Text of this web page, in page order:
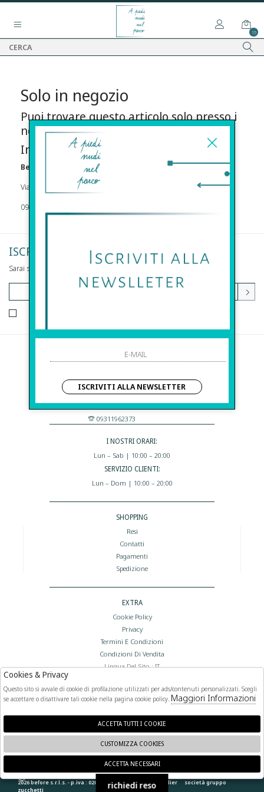
15
Solo in negozio
Puoi trovare questo articolo solo presso i
nostri punti vendita:
Info contatti
Before s.r.l.s.
Via Della Maestranza , 23 96100 Siracusa
09311962373
ISCRIVITI ALLA NEWSLETTER
Sarai sempre aggiornato su offerte e promozioni.
Before S.r.l.s.
Via Della Maestranza , 23
96100 Siracusa - Italia
Eshop@apiedinudinelparcoboutique.com
09311962373
I NOSTRI ORARI:
Lun – Sab | 10:00 – 20:00
SERVIZIO CLIENTI:
Lun – Dom | 10:00 – 20:00
SHOPPING
Resi
Contatti
Pagamenti
Spedizione
EXTRA
Cookie Policy
Privacy
Termini E Condizioni
Condizioni Di Vendita
Lingua Del Sito : IT
FOLLOW US
2026 before s.r.l.s. - p.iva : 02066400892 powered by atelier società gruppo
zucchetti
🍪
ISCRIVITI ALLA NEWSLETTER
richiedi reso
Cookies & Privacy
Questo sito si avvale di cookie di profilazione utilizzati per ads/contenuti personalizzati. Scegli
se accettare o disattivare tali cookie nella pagina cookie policy. Maggiori Informazioni
ACCETTA TUTTI I COOKIE
CUSTOMIZZA COOKIES
ACCETTA NECESSARI